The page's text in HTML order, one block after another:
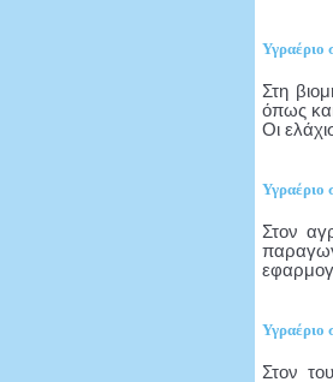
Υγραέριο
Στη
όπως
Οι
Υγραέριο
Στον
Υγραέριο
Στον